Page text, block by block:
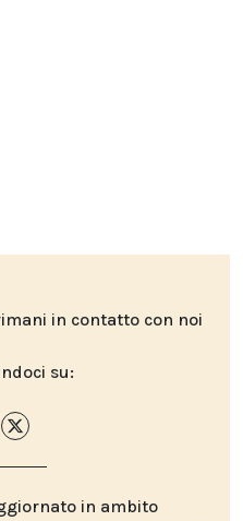
in contatto con noi
su:
in ambito